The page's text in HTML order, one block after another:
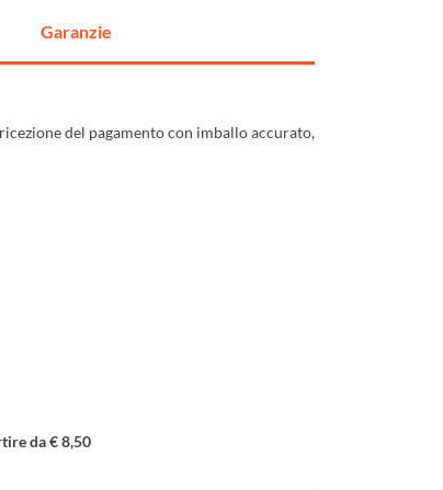
Garanzie
del pagamento con imballo accurato,
da € 8,50